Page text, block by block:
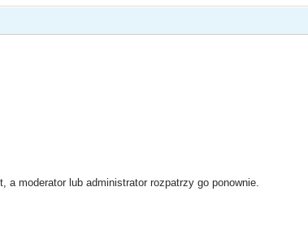
a moderator lub administrator rozpatrzy go ponownie.